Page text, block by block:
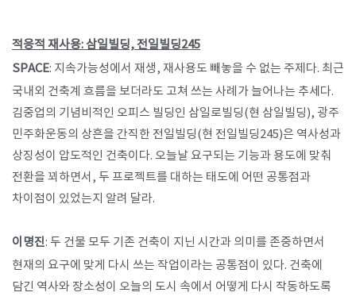
​적응적 재사용: 삼일빌딩, 전일빌딩245
SPACE: 지속가능성에서 재생, 재사용도 빼놓을 수 없는 주제다. 최근
국내외 건축계 흐름을 보더라도 고쳐 쓰는 사례가 늘어나는 추세다.
김중업의 기념비적인 오피스 빌딩인 삼일로빌딩(현 삼일빌딩), 광주
민주화운동의 상흔을 간직한 전일빌딩(현 전일빌딩245)은 역사성과
상징성이 압도적인 건축이다. 오늘날 요구되는 기능과 용도에 맞춰
전환을 꾀하면서, 두 프로젝트를 대하는 태도에 어떤 공통점과
차이점이 있었는지 알려 달라.
이명진: 두 건물 모두 기존 건축이 지닌 시간과 의미를 존중하면서
현재의 요구에 맞게 다시 쓰는 작업이라는 공통점이 있다. 건축에
담긴 역사와 장소성이 오늘의 도시 속에서 어떻게 다시 작동하도록